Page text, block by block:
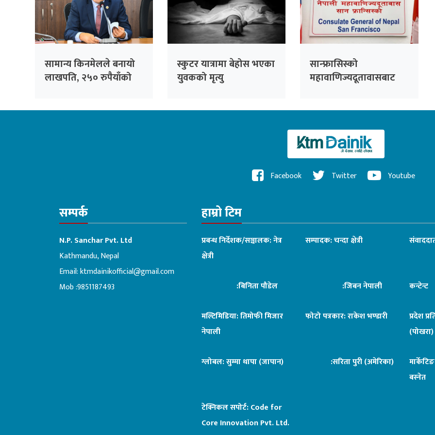
सामान्य किनमेलले बनायो
लाखपति, २५० रुपैयाँको
स्कुटर यात्रामा बेहोस भएका
युवकको मृत्यु
सान्फ्रासिस्को
महावाणिज्यदूतावासबाट
Facebook Twitter Youtube
सम्पर्क
N.P. Sanchar Pvt. Ltd
Kathmandu, Nepal
Email:ktmdainikofficial@gmail.com
Mob :9851187493
हाम्रो टिम
प्रबन्ध निर्देशक/सञ्चालक: नेत्र
क्षेत्री
सम्पादक: चन्दा क्षेत्री
:बिनिता पौडेल :जिबन नेपाली
मल्टिमिडिया: तिमोफी मिजार
नेपाली
फोटो पत्रकार: राकेश भण्डारी
प्रदेश
(पोखरा)
ग्लोबल: सुम्मा थापा (जापान) :सरिता पुरी (अमेरिका)
बस्नेत
टेक्निकल सपोर्ट:Code for
Core Innovation Pvt. Ltd.